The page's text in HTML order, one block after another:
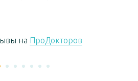
доктор! Выслушала
первую процедуру. Очень
Самые наилучшие
на ПроДокторов